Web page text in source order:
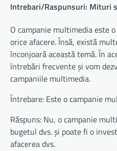
Intrebari/Raspunsuri: Mituri
O campanie multimedia este
orice afacere. Însă, există
înconjoară această temă. În
întrebări frecvente și vom
campaniile multimedia.
Întrebare: Este o campanie
Răspuns: Nu, o campanie
bugetul dvs. și poate fi o
afacerea dvs.